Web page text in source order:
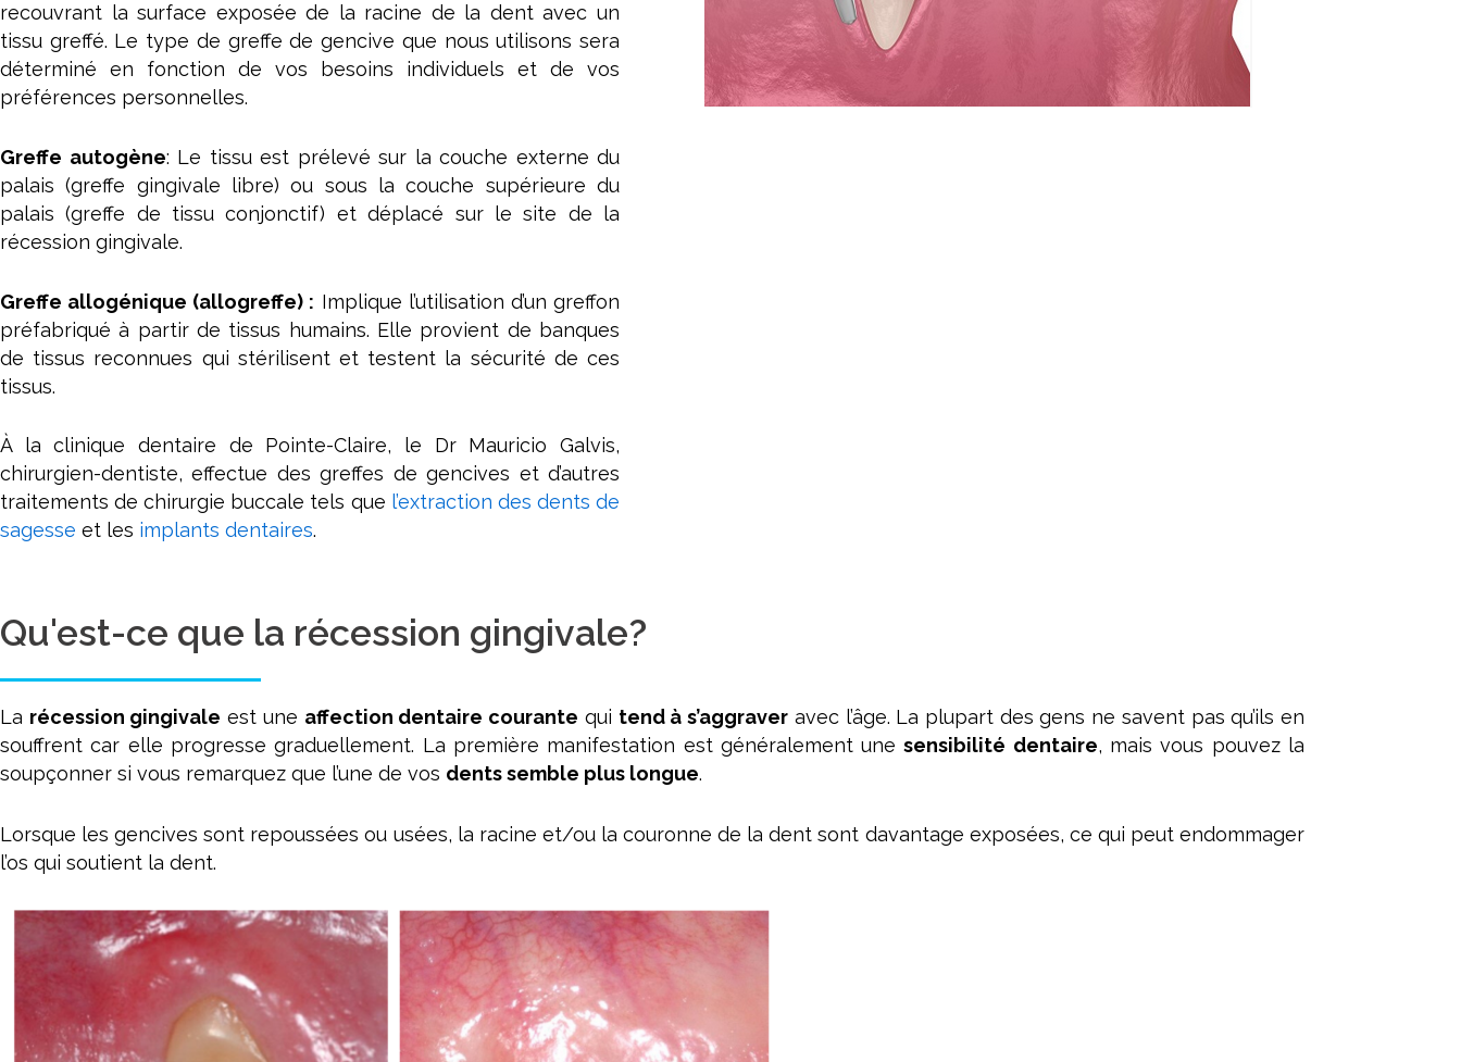
recouvrant la surface exposée de la racine de la dent avec un
tissu greffé. Le type de greffe de gencive que nous utilisons sera
déterminé en fonction de vos besoins individuels et de vos
préférences personnelles.
Greffe autogène: Le tissu est prélevé sur la couche externe du
palais (greffe gingivale libre) ou sous la couche supérieure du
palais (greffe de tissu conjonctif) et déplacé sur le site de la
récession gingivale.
Greffe allogénique (allogreffe) : Implique l’utilisation d’un greffon
préfabriqué à partir de tissus humains. Elle provient de banques
de tissus reconnues qui stérilisent et testent la sécurité de ces
tissus.
À la clinique dentaire de Pointe-Claire, le Dr Mauricio Galvis,
chirurgien-dentiste, effectue des greffes de gencives et d’autres
traitements de chirurgie buccale tels que l’extraction des dents de
sagesse et les implants dentaires.
Qu'est-ce que la récession gingivale?
La récession gingivale est une affection dentaire courante qui tend à s’aggraver avec l’âge. La plupart des gens ne savent pas qu’ils en
souffrent car elle progresse graduellement. La première manifestation est généralement unesensibilité dentaire, mais vous pouvez la
soupçonner si vous remarquez que l’une de vos dents semble plus longue.
Lorsque les gencives sont repoussées ou usées, la racine et/ou la couronne de la dent sont davantage exposées, ce qui peut endommager
l’os qui soutient la dent.